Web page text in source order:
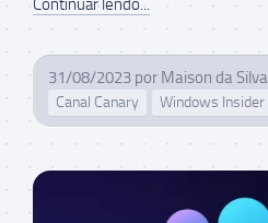
Continuar lendo...
31/08/2023 por Maison da Silva
Canal Canary Windows Insider